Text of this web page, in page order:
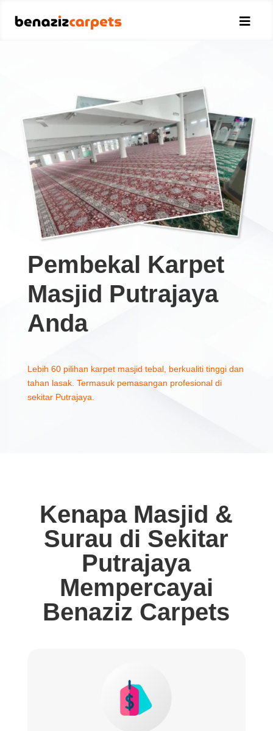

Pembekal Karpet
Masjid Putrajaya
Anda
Lebih 60 pilihan karpet masjid tebal, berkualiti tinggi dan
tahan lasak. Termasuk pemasangan profesional di
sekitar Putrajaya.
Kenapa Masjid &
Surau di Sekitar
Putrajaya
Mempercayai
Benaziz Carpets